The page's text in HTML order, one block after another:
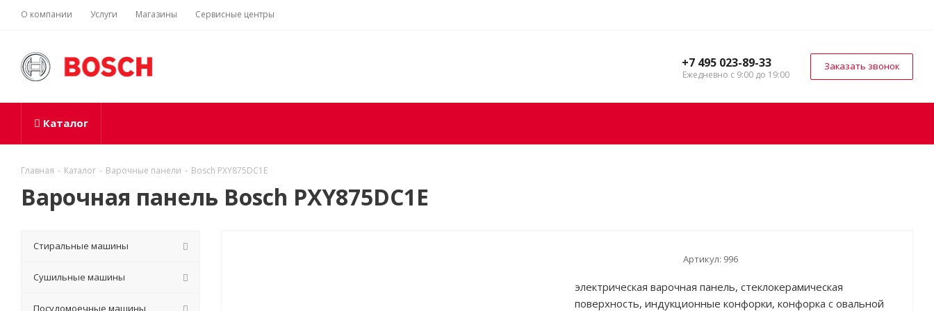
О компании Услуги Магазины Сервисные центры
+7 495 023-89-33
Ежедневно с 9:00 до 19:00
Заказать звонок
Каталог
Главная - Каталог - Варочные панели - Bosch PXY875DC1E
Варочная панель Bosch PXY875DC1E
Артикул: 996
электрическая варочная панель, стеклокерамическая
поверхность, индукционные конфорки, конфорка с овальной
Стиральные машины
Сушильные машины
Посудомоечные машины